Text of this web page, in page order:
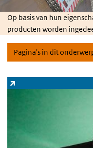
Op basis van hun
producten worden
Pagina's in dit
Zoeksysteem stoffen
(externe link)